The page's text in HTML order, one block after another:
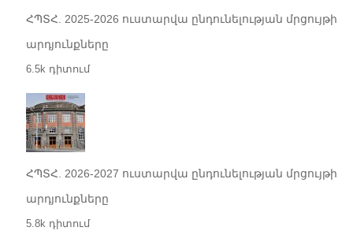
ՀՊՏՀ. 2025-2026 ուստարվա ընդունելության մրցույթի
արդյունքները
6.5k դիտում
ՀՊՏՀ. 2026-2027 ուստարվա ընդունելության մրցույթի
արդյունքները
5.8k դիտում